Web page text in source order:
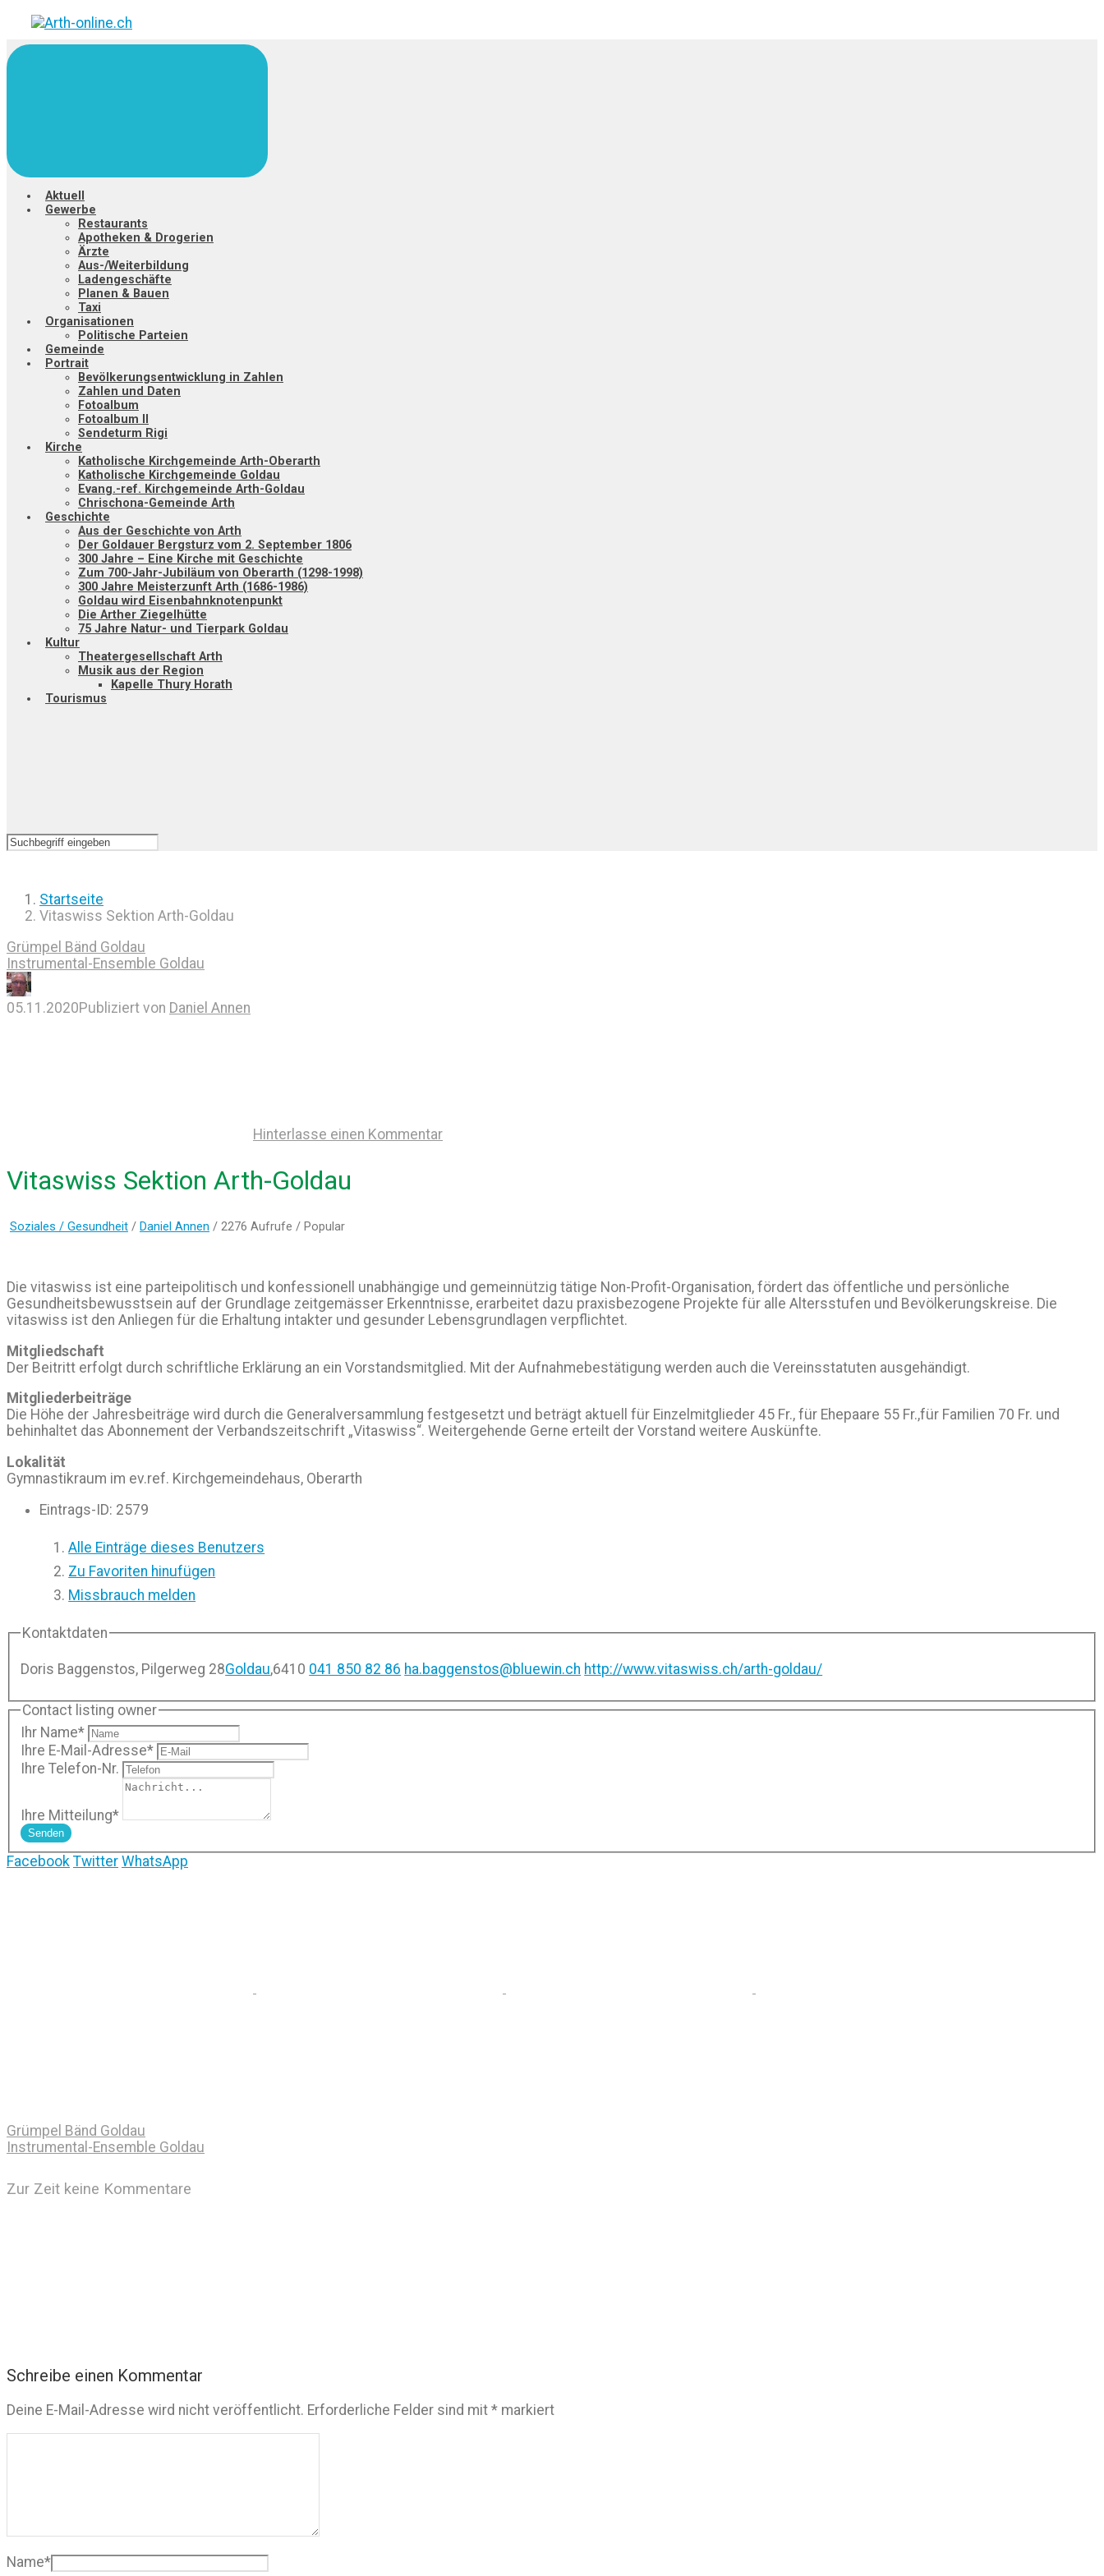
Zum
Hauptinhalt
springen
Aktuell
Gewerbe
Restaurants
Apotheken & Drogerien
Ärzte
Aus-/Weiterbildung
Ladengeschäfte
Planen & Bauen
Taxi
Organisationen
Politische Parteien
Gemeinde
Portrait
Bevölkerungsentwicklung in Zahlen
Zahlen und Daten
Fotoalbum
Fotoalbum II
Sendeturm Rigi
Kirche
Katholische Kirchgemeinde Arth-Oberarth
Katholische Kirchgemeinde Goldau
Evang.-ref. Kirchgemeinde Arth-Goldau
Chrischona-Gemeinde Arth
Geschichte
Aus der Geschichte von Arth
Der Goldauer Bergsturz vom 2. September 1806
300 Jahre – Eine Kirche mit Geschichte
Zum 700-Jahr-Jubiläum von Oberarth (1298-1998)
300 Jahre Meisterzunft Arth (1686-1986)
Goldau wird Eisenbahnknotenpunkt
Die Arther Ziegelhütte
75 Jahre Natur- und Tierpark Goldau
Kultur
Theatergesellschaft Arth
Musik aus der Region
Kapelle Thury Horath
Tourismus
Startseite
Vitaswiss Sektion Arth-Goldau
Grümpel Bänd Goldau
Instrumental-Ensemble Goldau
05.11.2020Publiziert von Daniel Annen
Hinterlasse einen Kommentar
Vitaswiss Sektion Arth-Goldau
Soziales / Gesundheit / Daniel Annen / 2276 Aufrufe / Popular
Die vitaswiss ist eine parteipolitisch und konfessionell unabhängige und gemeinnützig tätige Non-Profit-Organisation, fördert das öffentliche und persönliche
Gesundheitsbewusstsein auf der Grundlage zeitgemässer Erkenntnisse, erarbeitet dazu praxisbezogene Projekte für alle Altersstufen und Bevölkerungskreise. Die
vitaswiss ist den Anliegen für die Erhaltung intakter und gesunder Lebensgrundlagen verpflichtet.
Mitgliedschaft
Der Beitritt erfolgt durch schriftliche Erklärung an ein Vorstandsmitglied. Mit der Aufnahmebestätigung werden auch die Vereinsstatuten ausgehändigt.
Mitgliederbeiträge
Die Höhe der Jahresbeiträge wird durch die Generalversammlung festgesetzt und beträgt aktuell für Einzelmitglieder 45 Fr., für Ehepaare 55 Fr.,für Familien 70 Fr. und
behinhaltet das Abonnement der Verbandszeitschrift „Vitaswiss“. Weitergehende Gerne erteilt der Vorstand weitere Auskünfte.
Lokalität
Gymnastikraum im ev.ref. Kirchgemeindehaus, Oberarth
Eintrags-ID: 2579
Alle Einträge dieses Benutzers
Zu Favoriten hinufügen
Missbrauch melden
Kontaktdaten
Doris Baggenstos, Pilgerweg 28Goldau,6410 041 850 82 86 ha.baggenstos@bluewin.ch http://www.vitaswiss.ch/arth-goldau/
Contact listing owner
Ihr Name*
Ihre E-Mail-Adresse*
Ihre Telefon-Nr.
Ihre Mitteilung*
Senden
Facebook Twitter WhatsApp
Grümpel Bänd Goldau
Instrumental-Ensemble Goldau
Zur Zeit keine Kommentare
Schreibe einen Kommentar
Deine E-Mail-Adresse wird nicht veröffentlicht. Erforderliche Felder sind mit * markiert
Name*